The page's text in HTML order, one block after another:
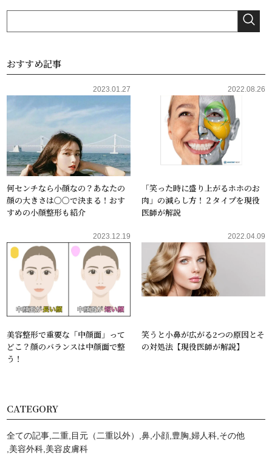
おすすめ記事
2023.01.27
何センチなら小顔なの？あなたの
顔の大きさは〇〇で決まる！おす
すめの小顔整形も紹介
2022.08.26
「笑った時に盛り上がるホホのお
肉」の減らし方！２タイプを現役
医師が解説
2023.12.19
美容整形で重要な「中顔面」って
どこ？顔のバランスは中顔面で整
う！
2022.04.09
笑うと小鼻が広がる2つの原因とそ
の対処法【現役医師が解説】
CATEGORY
全ての記事 二重 目元（二重以外） 鼻 小顔 豊胸 婦人科 その他
美容外科 美容⽪膚科